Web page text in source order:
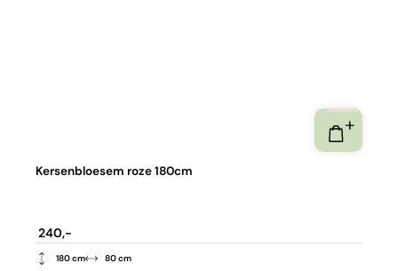
Kersenbloesem roze 180cm
240,-
180 cm 80 cm